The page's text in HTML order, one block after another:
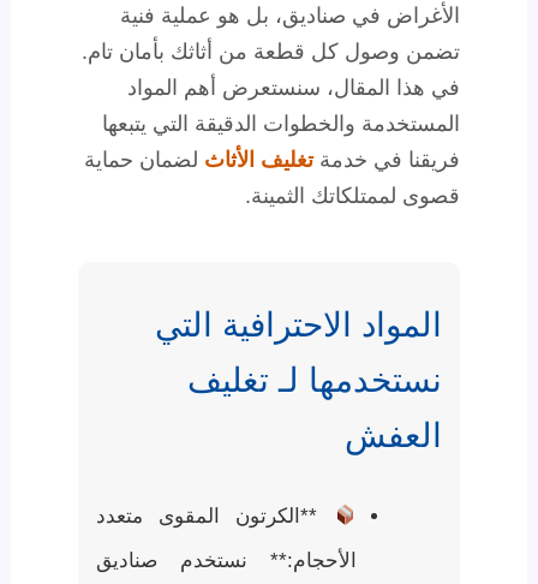
الأغراض في صناديق، بل هو عملية فنية
تضمن وصول كل قطعة من أثاثك بأمان تام.
في هذا المقال، سنستعرض أهم المواد
المستخدمة والخطوات الدقيقة التي يتبعها
فريقنا في خدمةتغليف الأثاث لضمان حماية
قصوى لممتلكاتك الثمينة.
المواد الاحترافية التي
نستخدمها لـ تغليف
العفش
**الكرتون المقوى متعدد
الأحجام:** نستخدم صناديق